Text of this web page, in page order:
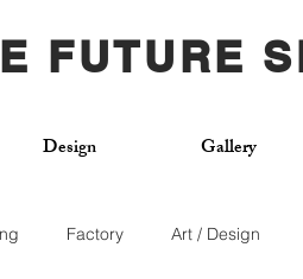
FUTURE
Design Gallery
Factory Art / Design